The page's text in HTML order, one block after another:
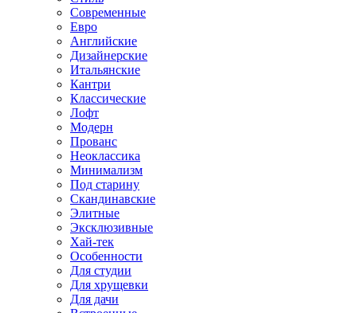
Современные
Евро
Английские
Дизайнерские
Итальянские
Кантри
Классические
Лофт
Модерн
Прованс
Неоклассика
Минимализм
Под старину
Скандинавские
Элитные
Эксклюзивные
Хай-тек
Особенности
Для студии
Для хрущевки
Для дачи